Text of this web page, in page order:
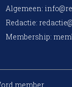
Algemeen:
Redactie:
Membership:
member